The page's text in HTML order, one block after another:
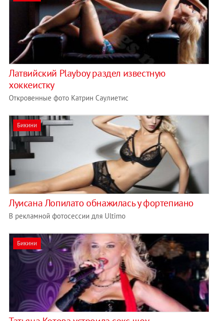
Латвийский Playboy раздел известную
хоккеистку
Откровенные фото Катрин Саулиетис
Бикини
Луисана Лопилато обнажилась у фортепиано
В рекламной фотосессии для Ultimo
Бикини